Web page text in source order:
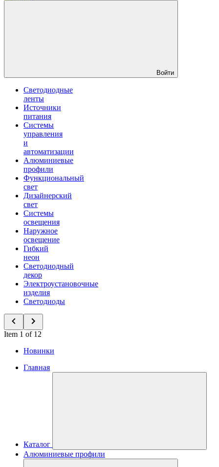
Войти
Светодиодные
ленты
Источники
питания
Системы
управления
и
автоматизации
Алюминиевые
профили
Функциональный
свет
Дизайнерский
свет
Системы
освещения
Наружное
освещение
Гибкий
неон
Светодиодный
декор
Электроустановочные
изделия
Светодиоды
Item 1 of 12
Новинки
Главная
Каталог
Алюминиевые профили